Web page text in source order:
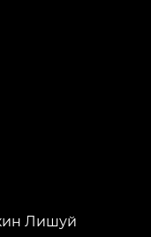
Лишуй